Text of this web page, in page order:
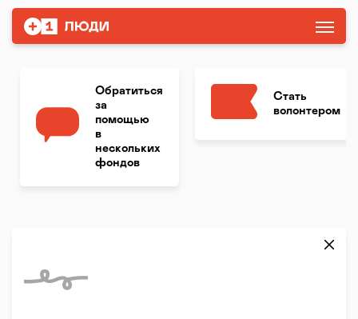
Обратиться
за
помощью
в
нескольких
фондов
Стать
волонтером